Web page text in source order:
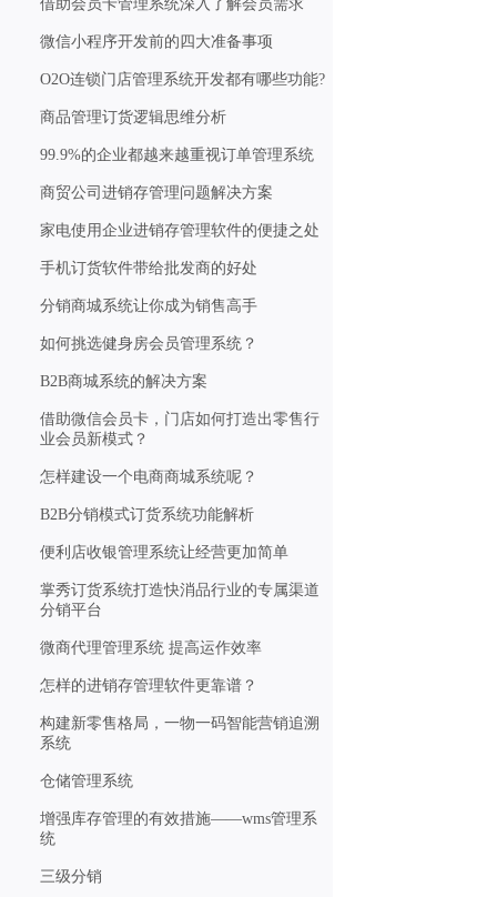
借助会员卡管理系统深入了解会员需求
微信小程序开发前的四大准备事项
O2O连锁门店管理系统开发都有哪些功能?
商品管理订货逻辑思维分析
99.9%的企业都越来越重视订单管理系统
商贸公司进销存管理问题解决方案
家电使用企业进销存管理软件的便捷之处
手机订货软件带给批发商的好处
分销商城系统让你成为销售高手
如何挑选健身房会员管理系统？
B2B商城系统的解决方案
借助微信会员卡，门店如何打造出零售行
业会员新模式？
怎样建设一个电商商城系统呢？
B2B分销模式订货系统功能解析
便利店收银管理系统让经营更加简单
掌秀订货系统打造快消品行业的专属渠道
分销平台
微商代理管理系统 提高运作效率
怎样的进销存管理软件更靠谱？
构建新零售格局，一物一码智能营销追溯
系统
仓储管理系统
增强库存管理的有效措施——wms管理系
统
三级分销